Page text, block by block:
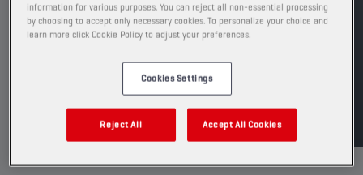
ENCUENTRA UN PUNTO DE VENTA
TDS MSDS
information for various purposes. You can reject all non-essential processing
by choosing to accept only necessary cookies. To personalize your choice and
learn more click Cookie Policy to adjust your preferences.
Cookies Settings
Reject All Accept All Cookies